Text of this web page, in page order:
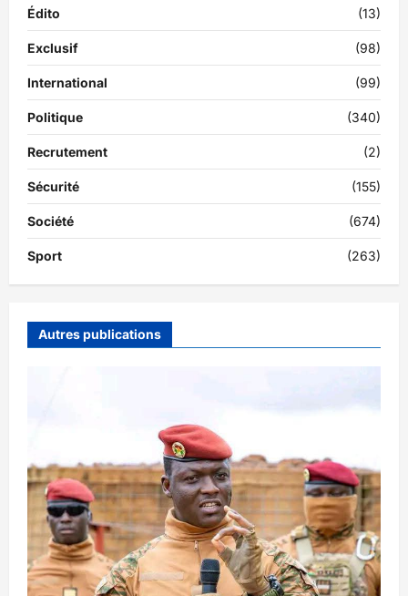
Édito (13)
Exclusif (98)
International (99)
Politique (340)
Recrutement (2)
Sécurité (155)
Société (674)
Sport (263)
Autres publications